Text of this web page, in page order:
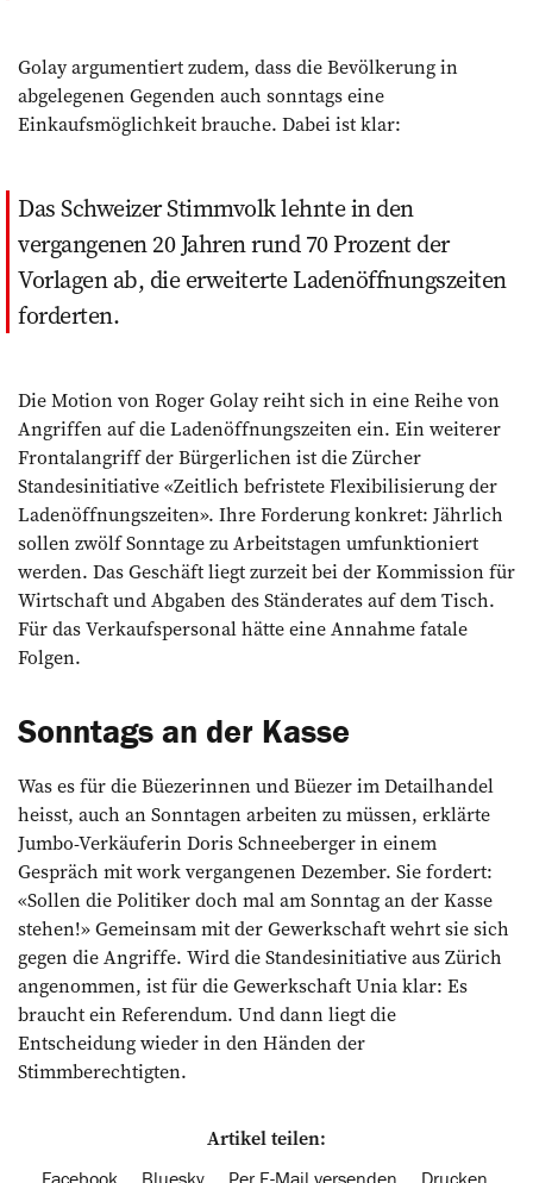
Golay argumentiert zudem, dass die Bevölkerung in
abgelegenen Gegenden auch sonntags eine
Einkaufsmöglichkeit brauche. Dabei ist klar:
Das Schweizer Stimmvolk lehnte in den
vergangenen 20 Jahren rund 70 Prozent der
Vorlagen ab, die erweiterte Ladenöffnungszeiten
forderten.
Die Motion von Roger Golay reiht sich in eine Reihe von
Angriffen auf die Ladenöffnungszeiten ein. Ein weiterer
Frontalangriff der Bürgerlichen ist die Zürcher
Standesinitiative «Zeitlich befristete Flexibilisierung der
Ladenöffnungszeiten». Ihre Forderung konkret: Jährlich
sollen zwölf Sonntage zu Arbeitstagen umfunktioniert
werden. Das Geschäft liegt zurzeit bei der Kommission für
Wirtschaft und Abgaben des Ständerates auf dem Tisch.
Für das Verkaufspersonal hätte eine Annahme fatale
Folgen.
Sonntags an der Kasse
Was es für die Büezerinnen und Büezer im Detailhandel
heisst, auch an Sonntagen arbeiten zu müssen, erklärte
Jumbo-Verkäuferin Doris Schneeberger in einem
Gespräch mit work vergangenen Dezember. Sie fordert:
«Sollen die Politiker doch mal am Sonntag an der Kasse
stehen!» Gemeinsam mit der Gewerkschaft wehrt sie sich
gegen die Angriffe. Wird die Standesinitiative aus Zürich
angenommen, ist für die Gewerkschaft Unia klar: Es
braucht ein Referendum. Und dann liegt die
Entscheidung wieder in den Händen der
Stimmberechtigten.
Artikel teilen:
Facebook Bluesky Per E-Mail versenden Drucken